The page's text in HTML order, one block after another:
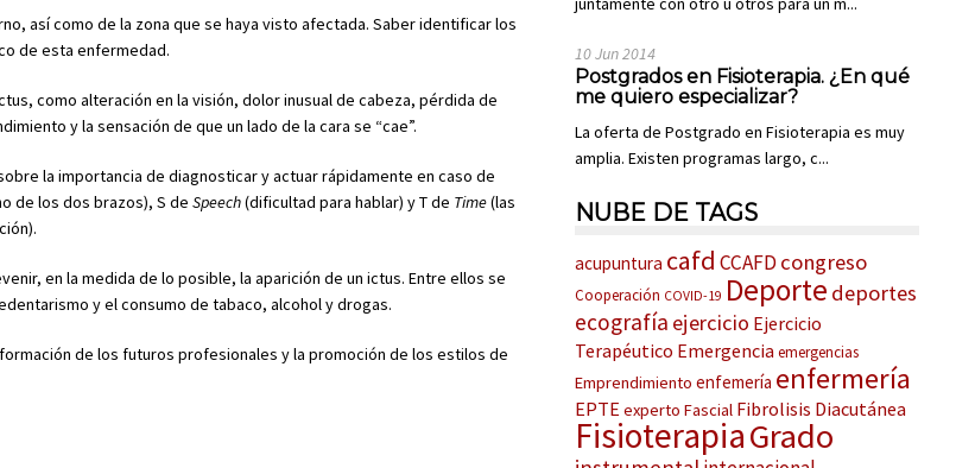
así como de la zona que se haya visto afectada. Saber identificar los
de esta enfermedad.
como alteración en la visión, dolor inusual de cabeza, pérdida de
y la sensación de que un lado de la cara se “cae”.
la importancia de diagnosticar y actuar rápidamente en caso de
de los dos brazos), S de Speech(dificultad para hablar) y T de Time(las
en la medida de lo posible, la aparición de un ictus. Entre ellos se
y el consumo de tabaco, alcohol y drogas.
de los futuros profesionales y la promoción de los estilos de
10 Jun 2014
Postgrados en Fisioterapia. ¿En qué
me quiero especializar?
La oferta de Postgrado en Fisioterapia es muy
amplia. Existen programas largo, c...
NUBE DE TAGS
acupuntura cafd CCAFDcongreso
Cooperación COVID-19 Deporte deportes
ecografía ejercicio Ejercicio
Terapéutico Emergenciaemergencias
Emprendimiento enfemería enfermería
EPTE experto Fascial Fibrolisis Diacutánea
FisioterapiaGrado